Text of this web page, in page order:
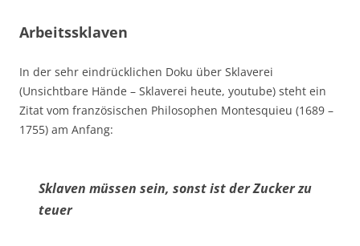
Arbeitssklaven
In der sehr eindrücklichen Doku über Sklaverei
(Unsichtbare Hände – Sklaverei heute, youtube) steht ein
Zitat vom französischen Philosophen Montesquieu (1689 –
1755) am Anfang:
Sklaven müssen sein, sonst ist der Zucker zu
teuer